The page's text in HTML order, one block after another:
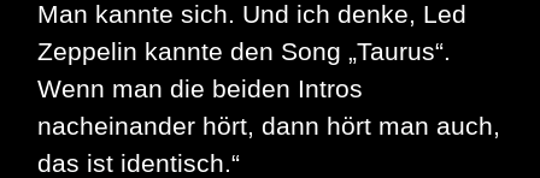
Man kannte sich. Und ich denke, Led
Zeppelin kannte den Song „Taurus“.
Wenn man die beiden Intros
nacheinander hört, dann hört man auch,
das ist identisch.“